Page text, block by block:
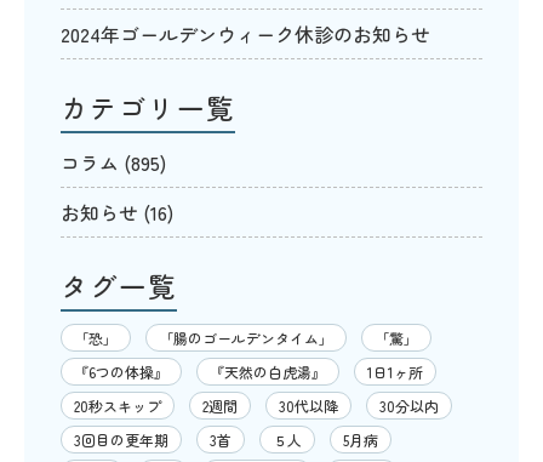
2024年ゴールデンウィーク休診のお知らせ
カテゴリ一覧
コラム (895)
お知らせ (16)
タグ一覧
「恐」 「腸のゴールデンタイム」
「驚」
『6つの体操』
『天然の白虎湯』
1日1ヶ所
20秒スキップ
2週間 30代以降
30分以内
3回目の更年期
3首 ５人
5月病